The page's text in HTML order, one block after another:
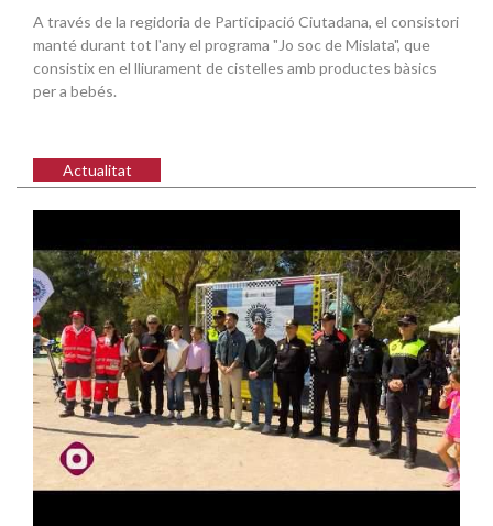
A través de la regidoria de Participació Ciutadana, el consistori
manté durant tot l'any el programa "Jo soc de Mislata", que
consistix en el lliurament de cistelles amb productes bàsics
per a bebés.
Actualitat